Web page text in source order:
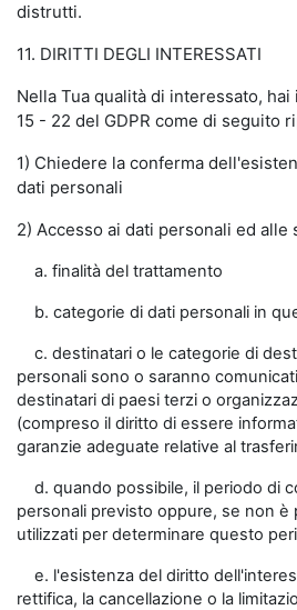
distrutti.
11. DIRITTI DEGLI INTERESSATI
Nella Tua qualità di interessato,
15 - 22 del GDPR come di seguito
1) Chiedere la conferma
dati personali
2) Accesso ai dati personali ed
a. finalità del trattamento
b. categorie di dati personali in
c. destinatari o le categorie di
personali sono o saranno
destinatari di paesi terzi o
(compreso il diritto di essere
garanzie adeguate relative al
d. quando possibile, il periodo di
personali previsto oppure, se non è
utilizzati per determinare questo
e. l'esistenza del diritto
rettifica, la cancellazione o la